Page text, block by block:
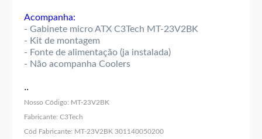
Acompanha:
- Gabinete micro ATX C3Tech MT-23V2BK
- Kit de montagem
- Fonte de alimentação (ja instalada)
- Não acompanha Coolers
..
Nosso Código: MT-23V2BK
Fabricante: C3Tech
Cód Fabricante: MT-23V2BK 301140050200